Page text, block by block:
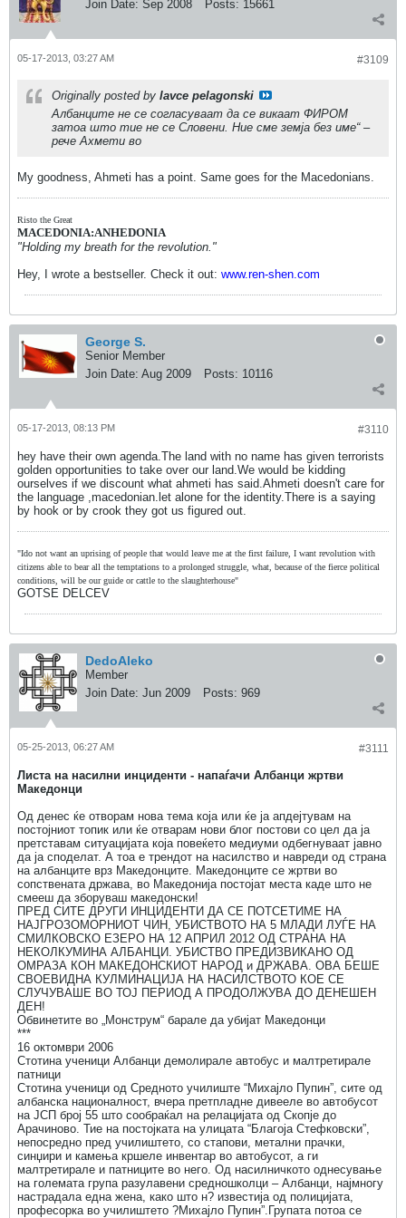
Join Date: Sep 2008 Posts: 15661
#3109
05-17-2013, 03:27 AM
Originally posted by lavce pelagonski
Албанците не се согласуваат да се викаат ФИРОМ
затоа што тие не се Словени. Ние сме земја без име“ –
рече Ахмети во
My goodness, Ahmeti has a point. Same goes for the Macedonians.
Risto the Great
MACEDONIA:ANHEDONIA
"Holding my breath for the revolution."
Hey, I wrote a bestseller. Check it out: www.ren-shen.com
George S.
Senior Member
Join Date: Aug 2009 Posts: 10116
#3110
05-17-2013, 08:13 PM
hey have their own agenda.The land with no name has given terrorists
golden opportunities to take over our land.We would be kidding
ourselves if we discount what ahmeti has said.Ahmeti doesn't care for
the language ,macedonian.let alone for the identity.There is a saying
by hook or by crook they got us figured out.
"Ido not want an uprising of people that would leave me at the first failure, I want revolution with
citizens able to bear all the temptations to a prolonged struggle, what, because of the fierce political
conditions, will be our guide or cattle to the slaughterhouse"
GOTSE DELCEV
DedoAleko
Member
Join Date: Jun 2009 Posts: 969
#3111
05-25-2013, 06:27 AM
Листа на насилни инциденти - напаѓачи Албанци жртви
Македонци
Од денес ќе отворам нова тема која или ќе ја апдејтувам на
постојниот топик или ќе отварам нови блог постови со цел да ја
претставам ситуацијата која повеќето медиуми одбегнуваат јавно
да ја споделат. А тоа е трендот на насилство и навреди од страна
на албанците врз Македонците. Македонците се жртви во
сопствената држава, во Македонија постојат места каде што не
смееш да зборуваш македонски!
ПРЕД СИТЕ ДРУГИ ИНЦИДЕНТИ ДА СЕ ПОТСЕТИМЕ НА
НАЈГРОЗОМОРНИОТ ЧИН, УБИСТВОТО НА 5 МЛАДИ ЛУЃЕ НА
СМИЛКОВСКО ЕЗЕРО НА 12 АПРИЛ 2012 ОД СТРАНА НА
НЕКОЛКУМИНА АЛБАНЦИ. УБИСТВО ПРЕДИЗВИКАНО ОД
ОМРАЗА КОН МАКЕДОНСКИОТ НАРОД и ДРЖАВА. ОВА БЕШЕ
СВОЕВИДНА КУЛМИНАЦИЈА НА НАСИЛСТВОТО КОЕ СЕ
СЛУЧУВАШЕ ВО ТОЈ ПЕРИОД А ПРОДОЛЖУВА ДО ДЕНЕШЕН
ДЕН!
Обвинетите во „Монструм“ барале да убијат Македонци
***
16 октомври 2006
Стотина ученици Албанци демолирале автобус и малтретирале
патници
Стотина ученици од Средното училиште “Михајло Пупин”, сите од
албанска националност, вчера претпладне дивееле во автобусот
на ЈСП број 55 што сообраќал на релацијата од Скопје до
Арачиново. Тие на постојката на улицата “Благоја Стефковски”,
непосредно пред училиштето, со стапови, метални прачки,
синџири и камења кршеле инвентар во автобусот, а ги
малтретирале и патниците во него. Од насилничкото однесување
на големата група разулавени средношколци – Албанци, најмногу
настрадала една жена, како што н? известија од полицијата,
професорка во училиштето ?Михајло Пупин”.Групата потоа се